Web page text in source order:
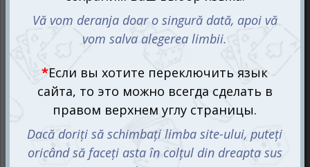
буквы и понять, что из букв составляют различные
слова. Ведущий приобщает всех участников